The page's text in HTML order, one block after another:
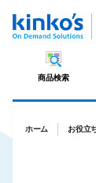
商品検索
ホーム お役立